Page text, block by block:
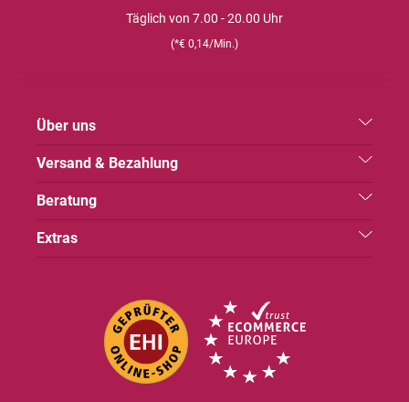
Täglich von 7.00 - 20.00 Uhr
(*€ 0,14/Min.)
Über uns
Versand & Bezahlung
Beratung
Extras